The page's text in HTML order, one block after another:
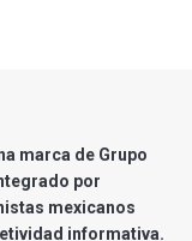
marca de Grupo
por
mexicanos
informativa.